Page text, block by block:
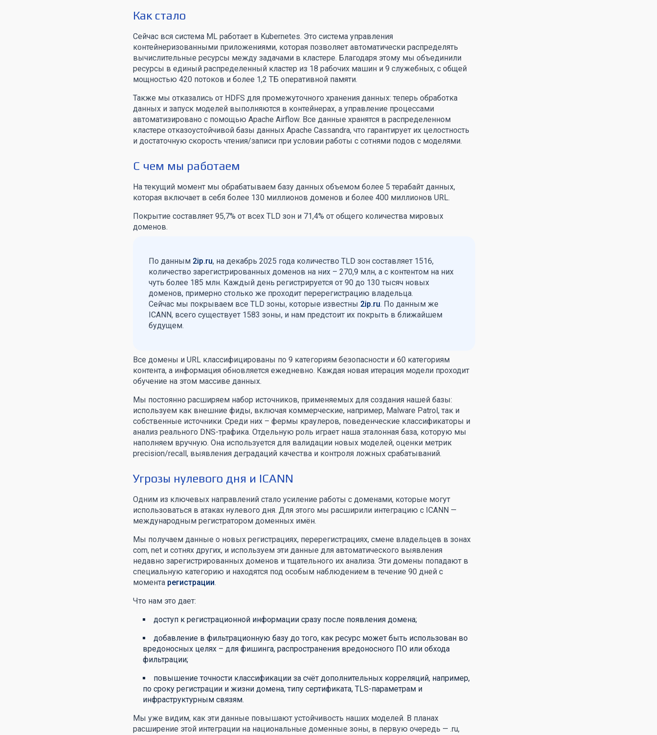
Как стало
Сейчас вся система ML работает в Kubernetes. Это система управления
контейнеризованными приложениями, которая позволяет автоматически распределять
вычислительные ресурсы между задачами в кластере. Благодаря этому мы объединили
ресурсы в единый распределенный кластер из 18 рабочих машин и 9 служебных, с общей
мощностью 420 потоков и более 1,2 ТБ оперативной памяти.
Также мы отказались от HDFS для промежуточного хранения данных: теперь обработка
данных и запуск моделей выполняются в контейнерах, а управление процессами
автоматизировано с помощью Apache Airflow. Все данные хранятся в распределенном
кластере отказоустойчивой базы данных Apache Cassandra, что гарантирует их целостность
и достаточную скорость чтения/записи при условии работы с сотнями подов с моделями.
С чем мы работаем
На текущий момент мы обрабатываем базу данных объемом более 5 терабайт данных,
которая включает в себя более 130 миллионов доменов и более 400 миллионов URL.
Покрытие составляет 95,7% от всех TLD зон и 71,4% от общего количества мировых
доменов.
По данным 2ip.ru, на декабрь 2025 года количество TLD зон составляет 1516,
количество зарегистрированных доменов на них – 270,9 млн, а с контентом на них
чуть более 185 млн. Каждый день регистрируется от 90 до 130 тысяч новых
доменов, примерно столько же проходит перерегистрацию владельца.
Сейчас мы покрываем все TLD зоны, которые известны 2ip.ru. По данным же
ICANN, всего существует 1583 зоны, и нам предстоит их покрыть в ближайшем
будущем.
Все домены и URL классифицированы по 9 категориям безопасности и 60 категориям
контента, а информация обновляется ежедневно. Каждая новая итерация модели проходит
обучение на этом массиве данных.
Мы постоянно расширяем набор источников, применяемых для создания нашей базы:
используем как внешние фиды, включая коммерческие, например, Malware Patrol, так и
собственные источники. Среди них – фермы краулеров, поведенческие классификаторы и
анализ реального DNS-трафика. Отдельную роль играет наша эталонная база, которую мы
наполняем вручную. Она используется для валидации новых моделей, оценки метрик
precision/recall, выявления деградаций качества и контроля ложных срабатываний.
Угрозы нулевого дня и ICANN
Одним из ключевых направлений стало усиление работы с доменами, которые могут
использоваться в атаках нулевого дня. Для этого мы расширили интеграцию с ICANN —
международным регистратором доменных имён.
Мы получаем данные о новых регистрациях, перерегистрациях, смене владельцев в зонах
com, net и сотнях других, и используем эти данные для автоматического выявления
недавно зарегистрированных доменов и тщательного их анализа. Эти домены попадают в
специальную категорию и находятся под особым наблюдением в течение 90 дней с
момента регистрации.
Что нам это дает:
доступ к регистрационной информации сразу после появления домена;
добавление в фильтрационную базу до того, как ресурс может быть использован во
вредоносных целях – для фишинга, распространения вредоносного ПО или обхода
фильтрации;
повышение точности классификации за счёт дополнительных корреляций, например,
по сроку регистрации и жизни домена, типу сертификата, TLS-параметрам и
инфраструктурным связям.
Мы уже видим, как эти данные повышают устойчивость наших моделей. В планах
расширение этой интеграции на национальные доменные зоны, в первую очередь — .ru,